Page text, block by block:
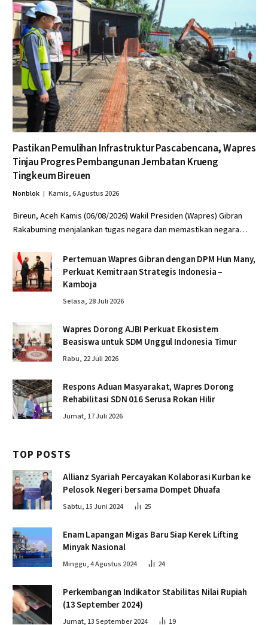
Pastikan Pemulihan Infrastruktur Pascabencana, Wapres
Tinjau Progres Pembangunan Jembatan Krueng
Tingkeum Bireuen
Nonblok Kamis, 6 Agustus 2026
Bireun, Aceh Kamis (06/08/2026) Wakil Presiden (Wapres) Gibran
Rakabuming menjalankan tugas negara dan memastikan negara…
Pertemuan Wapres Gibran dengan DPM Hun Many,
Perkuat Kemitraan Strategis Indonesia –
Kamboja
Selasa, 28 Juli 2026
Wapres Dorong AJBI Perkuat Ekosistem
Beasiswa untuk SDM Unggul Indonesia Timur
Rabu, 22 Juli 2026
Respons Aduan Masyarakat, Wapres Dorong
Rehabilitasi SDN 016 Serusa Rokan Hilir
Jumat, 17 Juli 2026
TOP POSTS
Allianz Syariah Percayakan Kolaborasi Kurban ke
Pelosok Negeri bersama Dompet Dhuafa
Sabtu, 15 Juni 2024 25
Enam Lapangan Migas Baru Siap Kerek Lifting
Minyak Nasional
Minggu, 4 Agustus 2024 24
Perkembangan Indikator Stabilitas Nilai Rupiah
(13 September 2024)
Jumat, 13 September 2024 19